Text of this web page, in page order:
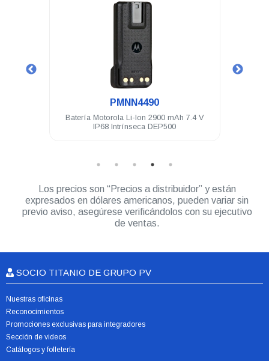
.
PMNN4490
Batería Motorola Li-Ion 2900 mAh 7.4 V
IP68 Intrínseca DEP500
Los precios son “Precios a distribuidor” y están
expresados en dólares americanos, pueden variar sin
previo aviso, asegúrese verificándolos con su ejecutivo
de ventas.
SOCIO TITANIO DE GRUPO PV
Nuestras oficinas
Reconocimientos
Promociones exclusivas para integradores
Sección de videos
Catálogos y folletería